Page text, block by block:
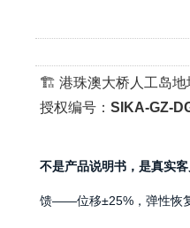
🏗️ 港珠澳大桥人工岛地
授权编号：SIKA-GZ-
不是产品说明书，是真实
馈——位移±25%，弹性恢